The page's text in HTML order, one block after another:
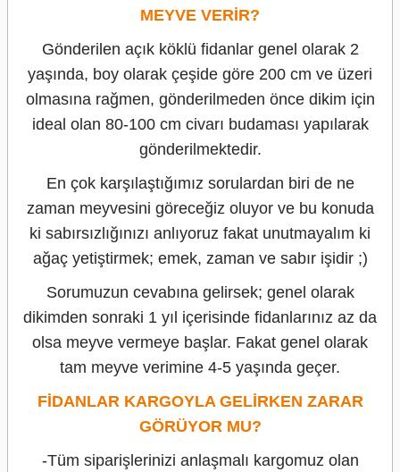
MEYVE VERİR?
Gönderilen açık köklü fidanlar genel olarak 2
yaşında, boy olarak çeşide göre 200 cm ve üzeri
olmasına rağmen, gönderilmeden önce dikim için
ideal olan 80-100 cm civarı budaması yapılarak
gönderilmektedir.
En çok karşılaştığımız sorulardan biri de ne
zaman meyvesini göreceğiz oluyor ve bu konuda
ki sabırsızlığınızı anlıyoruz fakat unutmayalım ki
ağaç yetiştirmek; emek, zaman ve sabır işidir ;)
Sorumuzun cevabına gelirsek; genel olarak
dikimden sonraki 1 yıl içerisinde fidanlarınız az da
olsa meyve vermeye başlar. Fakat genel olarak
tam meyve verimine 4-5 yaşında geçer.
FİDANLAR KARGOYLA GELİRKEN ZARAR
GÖRÜYOR MU?
-Tüm siparişlerinizi anlaşmalı kargomuz olan